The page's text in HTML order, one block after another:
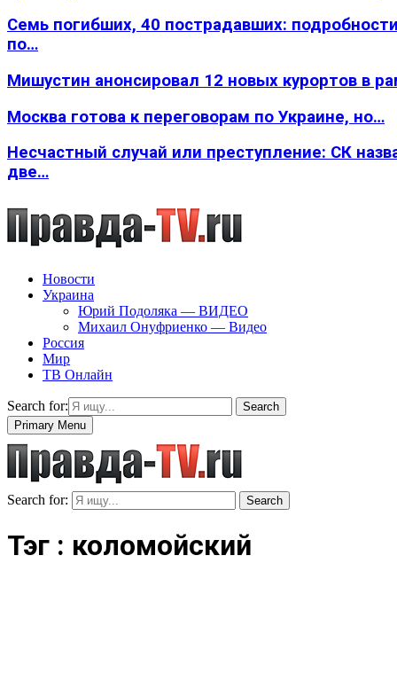
Семь погибших, 40 пострадавших:
по…
Мишустин анонсировал 12 новых курортов в
Москва готова к переговорам по Украине, но…
Несчастный случай или преступление: СК
две…
Новости
Украина
Юрий Подоляка — ВИДЕО
Михаил Онуфриенко — Видео
Россия
Мир
ТВ Онлайн
Search for:
Search
Primary Menu
Search for: Search
Тэг : коломойский